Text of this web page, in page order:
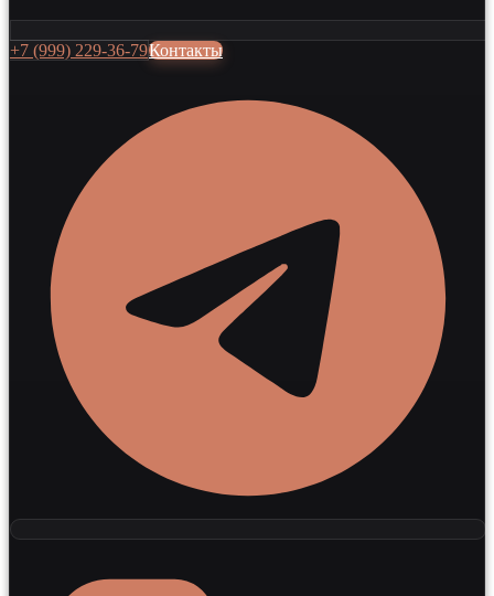
+7 (999) 229-36-79Контакты